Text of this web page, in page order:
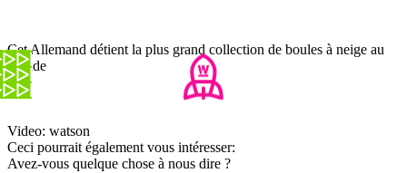
Cet Allemand détient la plus grand collection de boules à neige au
monde
Video: watson
Ceci pourrait également vous intéresser:
Avez-vous quelque chose à nous dire ?